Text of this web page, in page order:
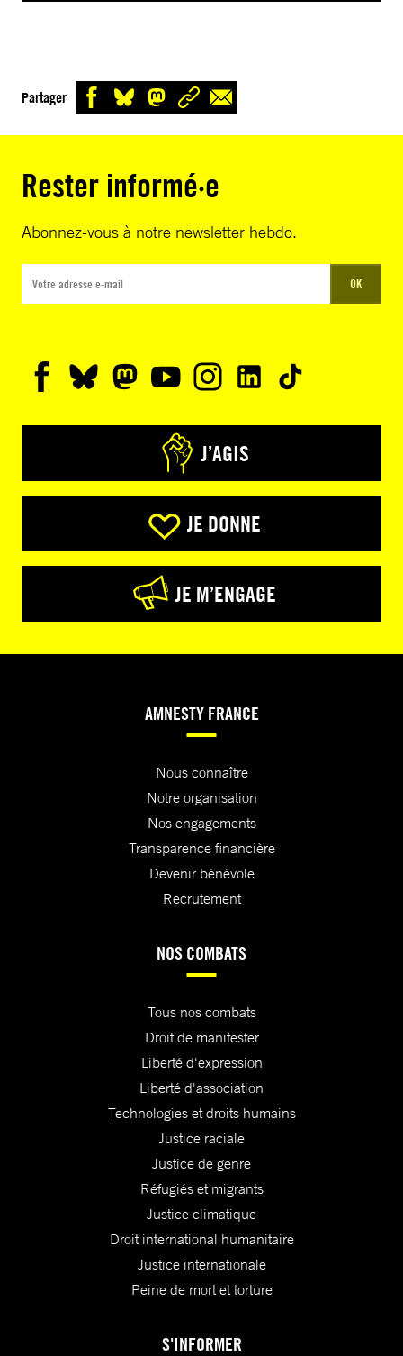
Partager
Rester informé·e
Abonnez-vous à notre newsletter hebdo.
OK
J’AGIS
JE DONNE
JE M’ENGAGE
AMNESTY FRANCE
Nous connaître
Notre organisation
Nos engagements
Transparence financière
Devenir bénévole
Recrutement
NOS COMBATS
Tous nos combats
Droit de manifester
Liberté d'expression
Liberté d'association
Technologies et droits humains
Justice raciale
Justice de genre
Réfugiés et migrants
Justice climatique
Droit international humanitaire
Justice internationale
Peine de mort et torture
S'INFORMER